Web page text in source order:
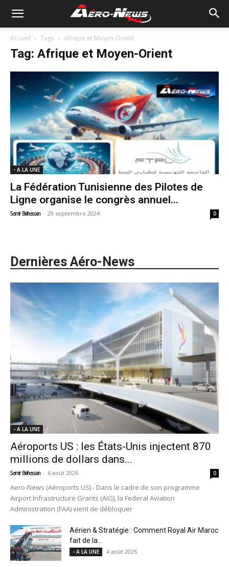
Accueil Tags Afrique et Moyen-Orient
Tag: Afrique et Moyen-Orient
- A LA UNE
La Fédération Tunisienne des Pilotes de
Ligne organise le congrès annuel...
Samir Belhassen - 29 septembre 2024 0
Dernières Aéro-News
- A LA UNE
Aéroports US : les États-Unis injectent 870
millions de dollars dans...
Samir Belhassen - 6 août 2026 0
Aero-News (Aéroports US) - Dans le cadre de son programme
Airport Infrastructure Grants (AIG), la Federal Aviation
Administration (FAA) vient de débloquer
Aérien & Stratégie : Comment Royal Air Maroc
fait de la...
- A LA UNE 4 août 2026